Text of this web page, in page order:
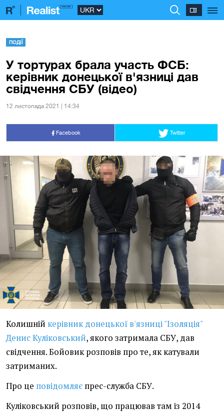
ПОДІЇ
У тортурах брала участь ФСБ:
керівник донецької в'язниці дав
свідчення СБУ (відео)
12 листопада 2021 | 14:34
Facebook Twitter
Колишній керівник донецької в'язниці "Ізоляція"
Денис Куліковський, якого затримала СБУ, дав
свідчення. Бойовик розповів про те, як катували
затриманих.
Про це повідомляє прес-служба СБУ.
Куліковський розповів, що працював там із 2014